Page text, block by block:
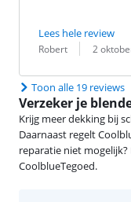
Lees hele review
Beoordeling door:
Robert
Datum: 2
Toon alle 19 reviews
Verzeker je
Krijg meer dekking bij
Daarnaast regelt
reparatie niet
CoolblueTegoed.